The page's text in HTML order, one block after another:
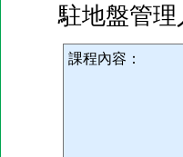
駐地盤管理
課程內容：